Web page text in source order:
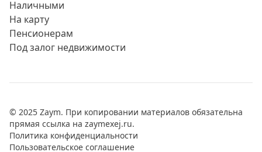
Наличными
На карту
Пенсионерам
Под залог недвижимости
© 2025 Zaym. При копировании материалов обязательна
прямая ссылка на zaymexej.ru.
Политика конфиденциальности
Пользовательское соглашение